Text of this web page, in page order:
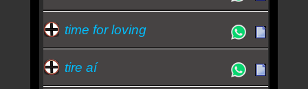
time for loving
tire aí